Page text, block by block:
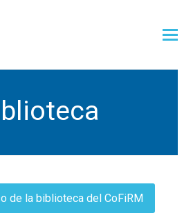
de la biblioteca del CoFiRM